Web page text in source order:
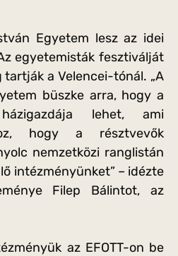
Egyetem lesz az idei
egyetemisták fesztiválját
a Velencei-tónál. „A
büszke arra, hogy a
lehet, ami
hogy a résztvevők
nemzetközi ranglistán
intézményünket” – idézte
Filep Bálintot, az
az EFOTT-on be